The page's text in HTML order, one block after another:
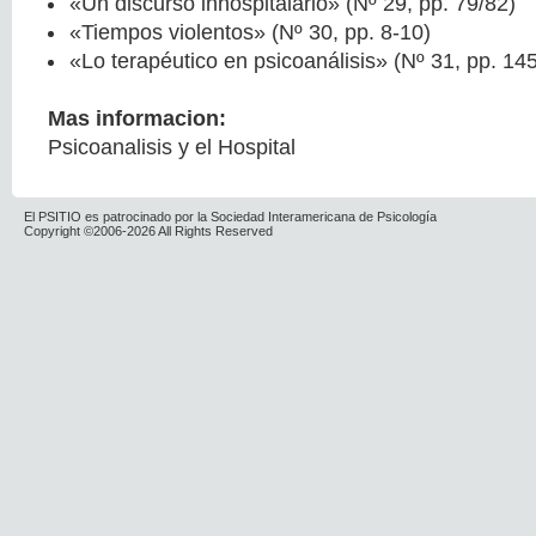
«Tiempos violentos» (Nº 30, pp. 8-10)
«Lo terapéutico en psicoanálisis» (Nº 31, pp.
Mas informacion:
Psicoanalisis y el Hospital
El PSITIO es patrocinado por la Sociedad Interamericana de Psicología
Copyright ©2006-2026 All Rights Reserved